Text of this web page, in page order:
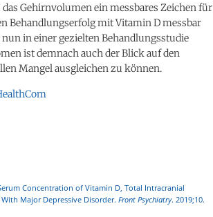
Gehirnvolumen ein messbares Zeichen für
Behandlungserfolg mit Vitamin D messbar
in einer gezielten Behandlungsstudie
ist demnach auch der Blick auf den
Mangel ausgleichen zu können.
Concentration of Vitamin D, Total Intracranial
Major Depressive Disorder. Front Psychiatry. 2019;10.